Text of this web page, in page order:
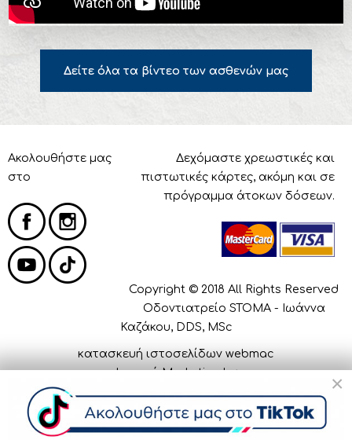
Δείτε όλα τα βίντεο των ασθενών μας
Ακολουθήστε μας
στο
Δεχόμαστε χρεωστικές και
πιστωτικές κάρτες, ακόμη και σε
πρόγραμμα άτοκων δόσεων.
Copyright © 2018 All Rights Reserved
Οδοντιατρείο STOMA - Ιωάννα
Καζάκου, DDS, MSc
κατασκευή ιστοσελίδων webmac
Ιατρικό Marketing by
×